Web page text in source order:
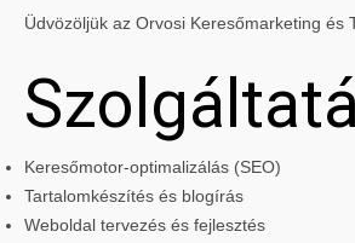
Üdvözöljük az Orvosi Keresőmarketing
Keresőmotor-optimalizálás (SEO)
Tartalomkészítés és blogírás
Weboldal tervezés és fejlesztés